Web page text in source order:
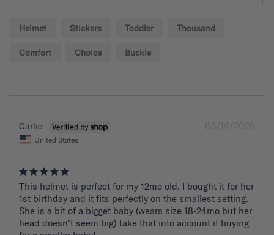
Helmet Stickers Toddler Thousand
Comfort Choice Buckle
05/14/2026
Carlie
United States
This helmet is perfect for my 12mo old. I bought it for her
1st birthday and it fits perfectly on the smallest setting.
She is a bit of a bigget baby (wears size 18-24mo but her
head doesn't seem big) take that into account if buying